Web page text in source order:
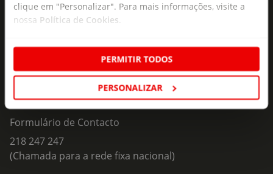
clique em "Personalizar". Para mais informações, visite a
nossa Política de Cookies
PERMITIR TODOS
PERSONALIZAR
mail
Subscrever
Fale Connosco
Formulário de Contacto
218 247 247
(Chamada para a rede fixa nacional)